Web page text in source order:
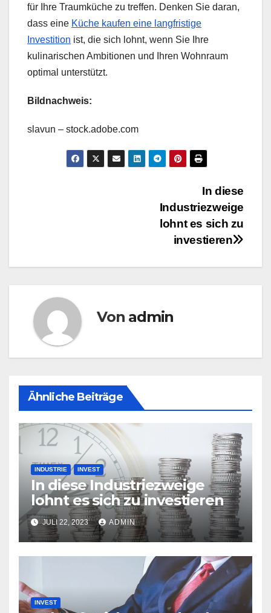
für Ihre Traumküche zu treffen. Denken Sie daran,
dass eine Küche kaufen eine langfristige
Investition ist, die sich lohnt, wenn Sie Ihre
kulinarischen Ambitionen und Ihren Wohnraum
optimal unterstützt.
Bildnachweis:
slavun – stock.adobe.com
In diese
Industriezweige
lohnt es sich zu
investieren
Von admin
Ähnliche Beiträge
INDUSTRIE INVEST
In diese Industriezweige
lohnt es sich zu investieren
JULI 22, 2023 ADMIN
INVEST